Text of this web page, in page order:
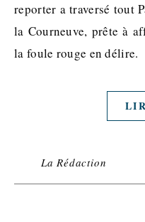
reporter a traversé tout
la Courneuve, prête à
la foule rouge en délire.
La Rédaction